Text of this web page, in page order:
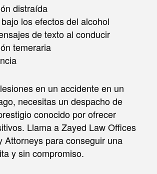
distraída
los efectos del alcohol
de texto al conducir
temeraria
en un accidente en un
necesitas un despacho de
conocido por ofrecer
Llama a Zayed Law Offices
Attorneys para conseguir una
y sin compromiso.